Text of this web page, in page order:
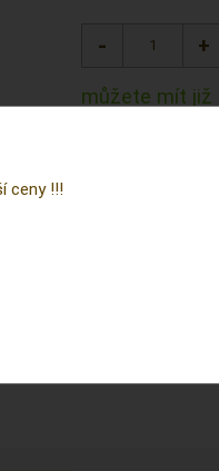
můžete mít již
ceny !!!